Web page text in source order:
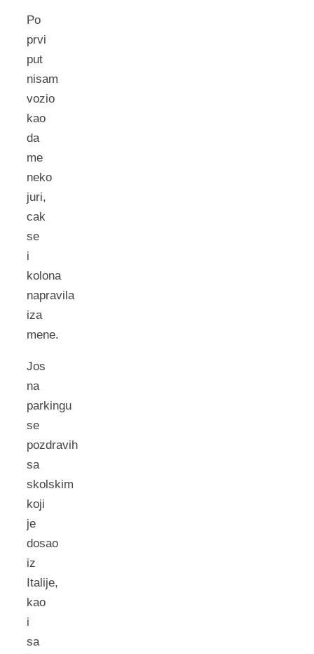
Po
prvi
put
nisam
vozio
kao
da
me
neko
juri,
cak
se
i
kolona
napravila
iza
mene.
Jos
na
parkingu
se
pozdravih
sa
skolskim
koji
je
dosao
iz
Italije,
kao
i
sa